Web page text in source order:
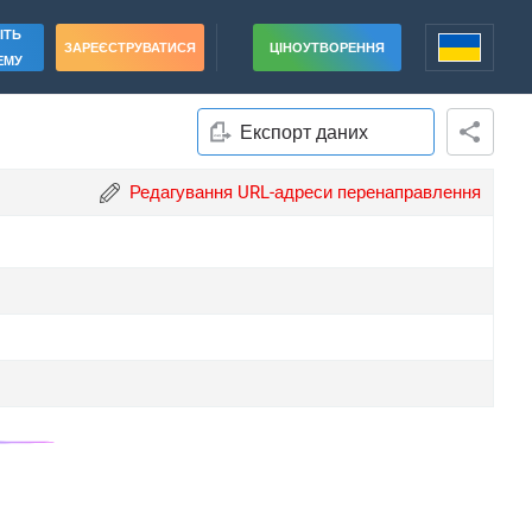
ЗАРЕЄСТРУВАТИСЯ ЦІНОУТВОРЕННЯ
Експорт даних
Редагування URL-адреси перенаправлення